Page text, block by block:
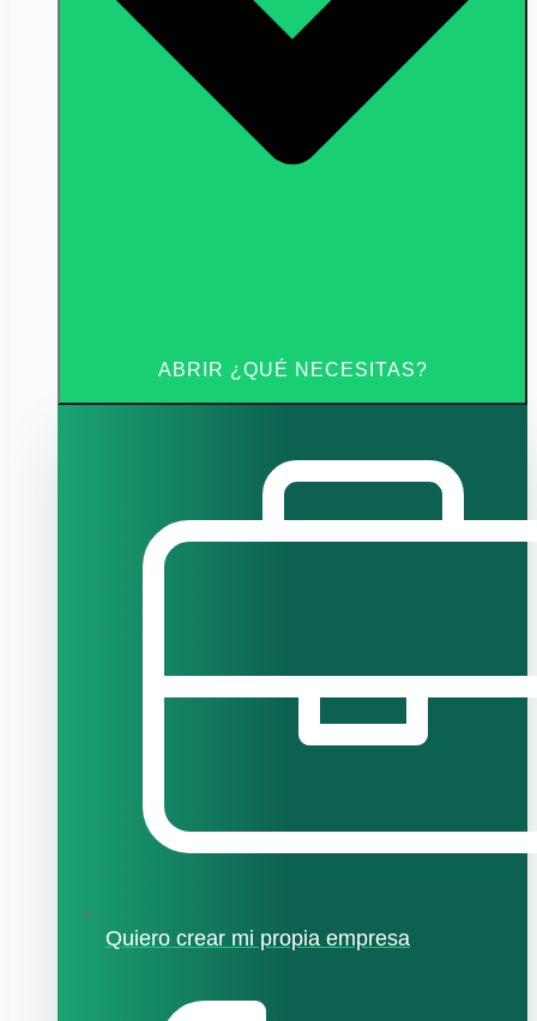
ABRIR ¿QUÉ NECESITAS?
Quiero crear mi propia empresa